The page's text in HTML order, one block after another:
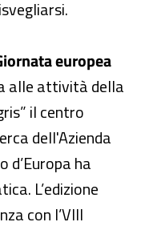
europea
alle attività della
il centro
dell'Azienda
d’Europa ha
L’edizione
con l’VIII